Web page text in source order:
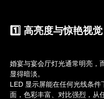
1️⃣ 高亮度与惊艳视觉
婚宴与宴会厅灯光通常明亮，
显得暗淡。
LED 显示屏能在任何光线条件
面，色彩丰富、对比强烈，从